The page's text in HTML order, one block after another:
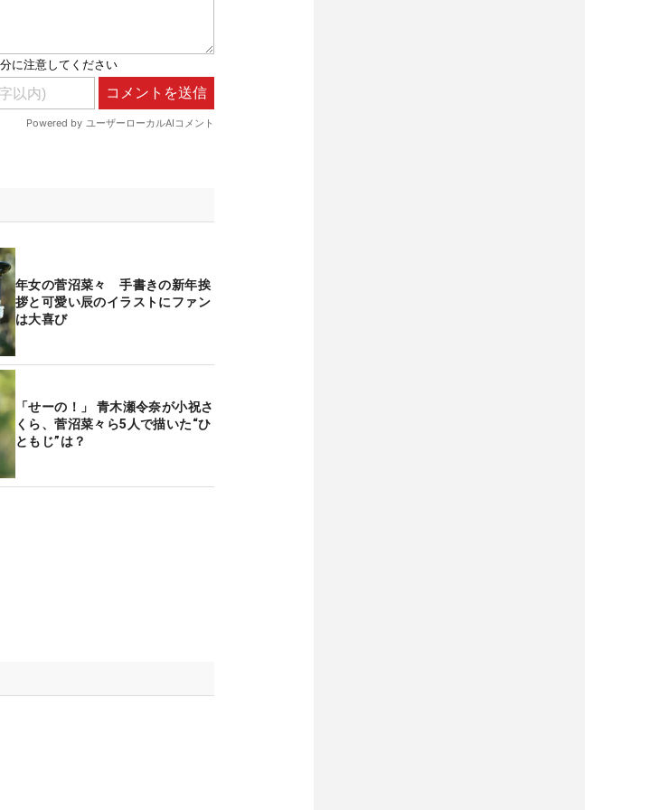
年女の菅沼菜々 手書きの新年挨
拶と可愛い辰のイラストにファン
は大喜び
「せーの！」 青木瀬令奈が小祝さ
くら、菅沼菜々ら5人で描いた“ひ
ともじ”は？